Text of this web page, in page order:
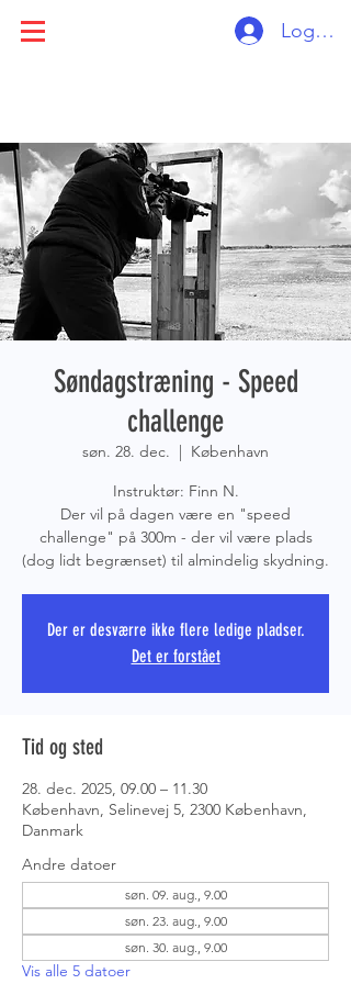
PRS
Log ind
Søndagstræning - Speed
challenge
søn. 28. dec.
  |
København
Instruktør: Finn N.
Der vil på dagen være en "speed
challenge" på 300m - der vil være plads
(dog lidt begrænset) til almindelig skydning.
Der er desværre ikke flere ledige pladser.
Det er forstået
Tid og sted
28. dec. 2025, 09.00 – 11.30
København, Selinevej 5, 2300 København,
Danmark
Andre datoer
søn. 09. aug., 9.00
søn. 23. aug., 9.00
søn. 30. aug., 9.00
Vis alle 5 datoer